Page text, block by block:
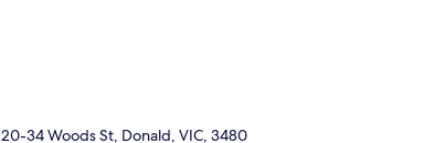
20-34 Woods St, Donald, VIC, 3480